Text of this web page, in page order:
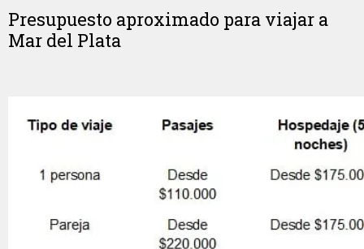
Presupuesto aproximado para viajar a
Mar del Plata